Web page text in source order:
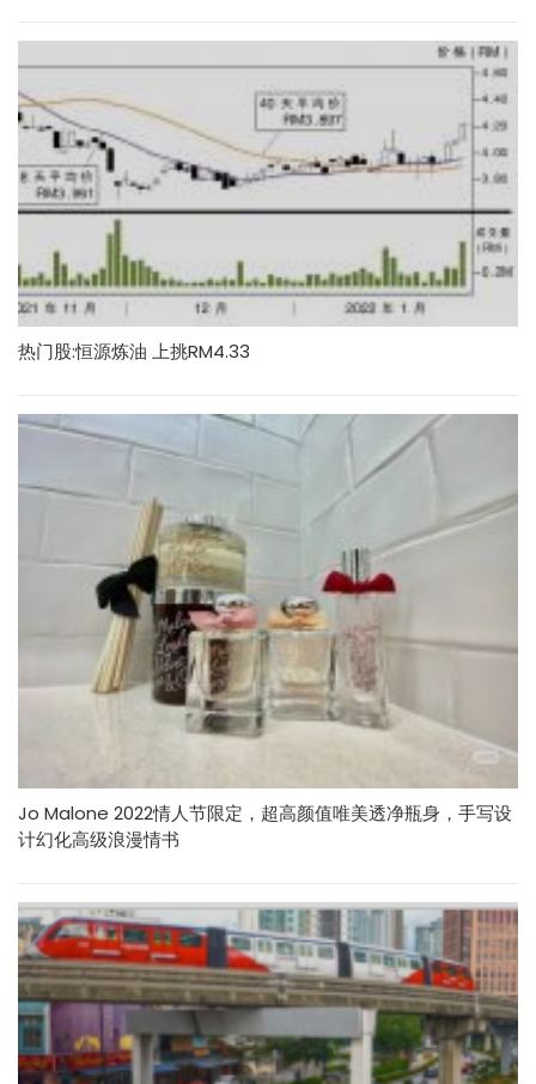
热门股:恒源炼油 上挑RM4.33
Jo Malone 2022情人节限定，超高颜值唯美透净瓶身，手写设
计幻化高级浪漫情书